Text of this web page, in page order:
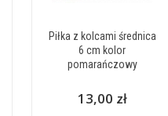
Piłka z kolcami średnica
6 cm kolor
pomarańczowy
13,00 zł